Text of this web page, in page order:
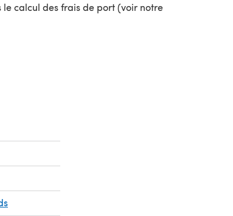
le calcul des frais de port (voir notre